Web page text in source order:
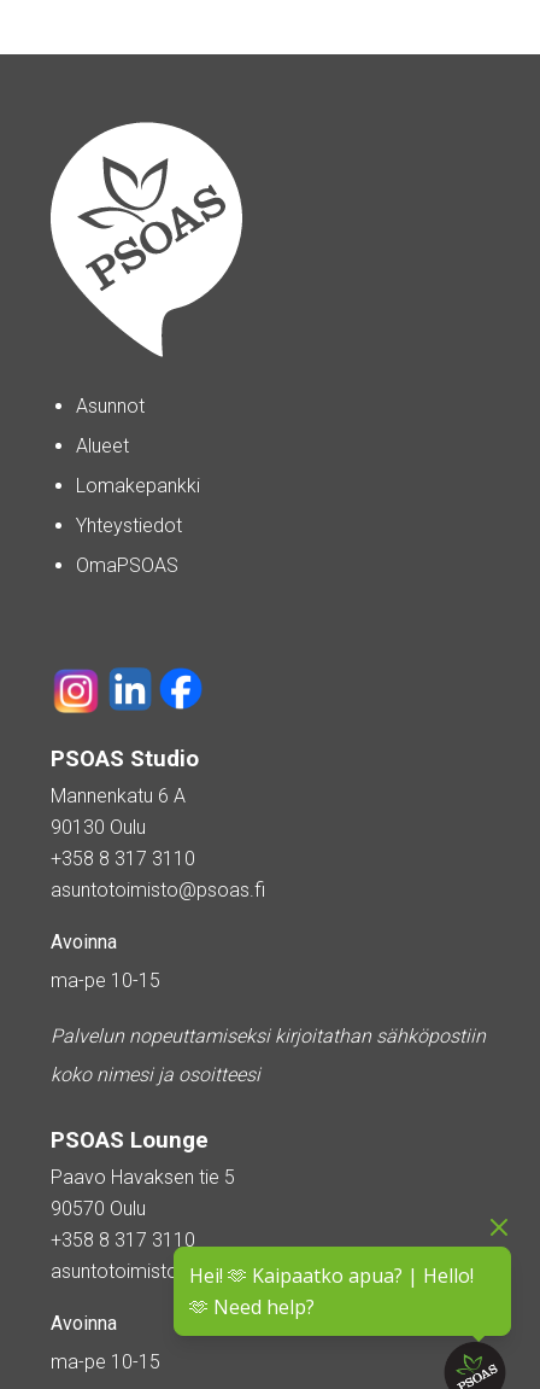
Hei! 🫶 Kaipaatko apua? | Hello!
🫶 Need help?
Asunnot
Alueet
Lomakepankki
Yhteystiedot
OmaPSOAS
PSOAS Studio
Mannenkatu 6 A
90130 Oulu
+358 8 317 3110
asuntotoimisto@psoas.fi
Avoinna
ma-pe 10-15
Palvelun nopeuttamiseksi kirjoitathan sähköpostiin
koko nimesi ja osoitteesi
PSOAS Lounge
Paavo Havaksen tie 5
90570 Oulu
+358 8 317 3110
asuntotoimisto@psoas.fi
Avoinna
ma-pe 10-15